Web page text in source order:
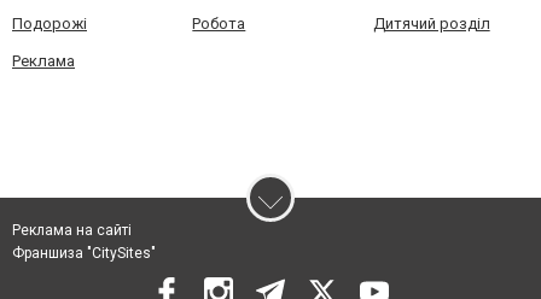
Подорожі Робота Дитячий розділ
Реклама
Реклама на сайті
Франшиза "CitySites"